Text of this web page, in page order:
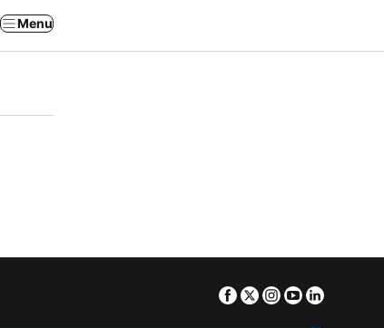
Menu
Facebook
TwitterInstagram
Youtube